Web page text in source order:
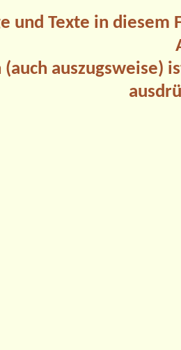
und Texte in
auszugsweise)